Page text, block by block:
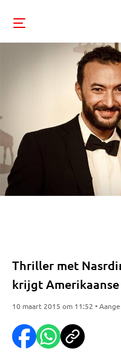
Thriller met
krijgt
10 maart 2015 om 11:52 •